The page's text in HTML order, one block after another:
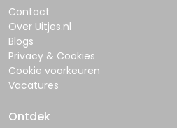
Contact
Over Uitjes.nl
Blogs
Privacy & Cookies
Cookie voorkeuren
Vacatures
Ontdek